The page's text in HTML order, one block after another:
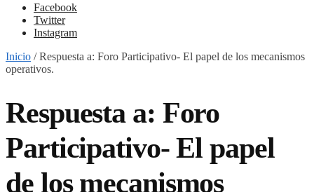
Facebook
Twitter
Instagram
Inicio /Respuesta a: Foro Participativo- El papel de los mecanismos
operativos.
Respuesta a: Foro
Participativo- El papel
de los mecanismos